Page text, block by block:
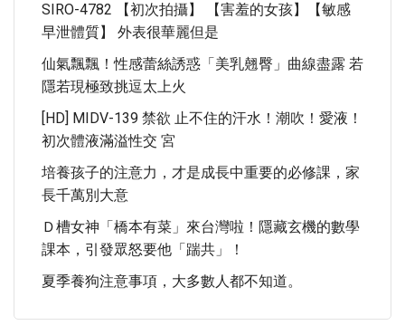
SIRO-4782 【初次拍攝】 【害羞的女孩】【敏感
早泄體質】 外表很華麗但是
仙氣飄飄！性感蕾絲誘惑「美乳翹臀」曲線盡露 若
隱若現極致挑逗太上火
[HD] MIDV-139 禁欲 止不住的汗水！潮吹！愛液！
初次體液滿溢性交 宮
培養孩子的注意力，才是成長中重要的必修課，家
長千萬別大意
Ｄ槽女神「橋本有菜」來台灣啦！隱藏玄機的數學
課本，引發眾怒要他「踹共」！
夏季養狗注意事項，大多數人都不知道。